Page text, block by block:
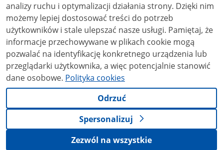
analizy ruchu i optymalizacji działania strony. Dzięki nim
możemy lepiej dostosować treści do potrzeb
użytkowników i stale ulepszać nasze usługi. Pamiętaj, że
informacje przechowywane w plikach cookie mogą
pozwalać na identyfikację konkretnego urządzenia lub
przeglądarki użytkownika, a więc potencjalnie stanowić
dane osobowe. Polityka cookies
Odrzuć
Spersonalizuj
Zezwól na wszystkie